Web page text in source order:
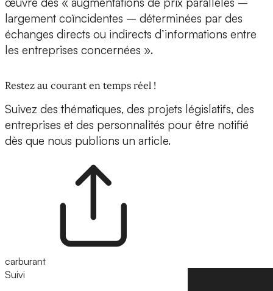
largement coïncidentes – déterminées par des
échanges directs ou indirects d’informations entre
les entreprises concernées ».
Restez au courant en temps réel !
Suivez des thématiques, des projets législatifs, des
entreprises et des personnalités pour être notifié
dès que nous publions un article.
carburant
Suivi